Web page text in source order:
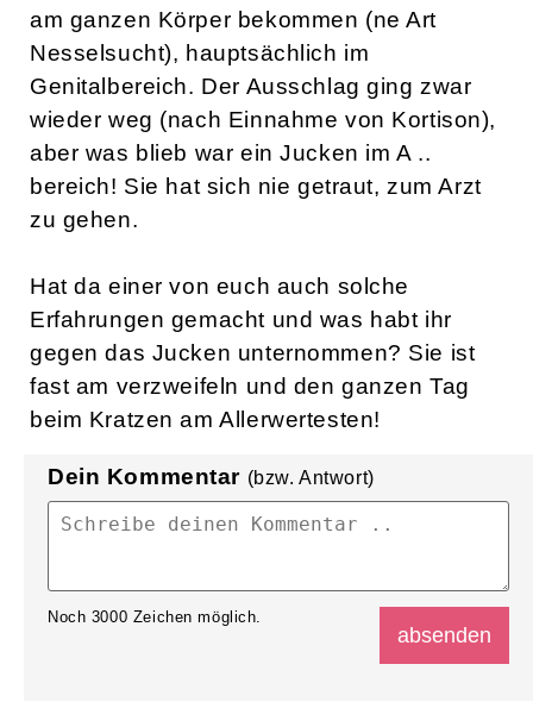
am ganzen Körper bekommen (ne Art
Nesselsucht), hauptsächlich im
Genitalbereich. Der Ausschlag ging zwar
wieder weg (nach Einnahme von Kortison),
aber was blieb war ein Jucken im A ..
bereich! Sie hat sich nie getraut, zum Arzt
zu gehen.
Hat da einer von euch auch solche
Erfahrungen gemacht und was habt ihr
gegen das Jucken unternommen? Sie ist
fast am verzweifeln und den ganzen Tag
beim Kratzen am Allerwertesten!
Dein Kommentar (bzw. Antwort)
Noch 3000 Zeichen möglich.